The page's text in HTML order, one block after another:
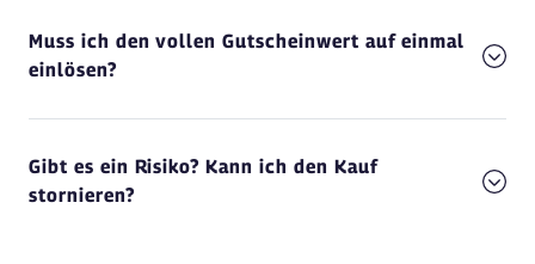
Muss ich den vollen Gutscheinwert auf einmal
einlösen?
Gibt es ein Risiko? Kann ich den Kauf
stornieren?